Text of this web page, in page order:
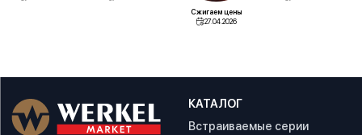
Сжигаем цены
27.04.2026
КАТАЛОГ
Встраиваемые серии